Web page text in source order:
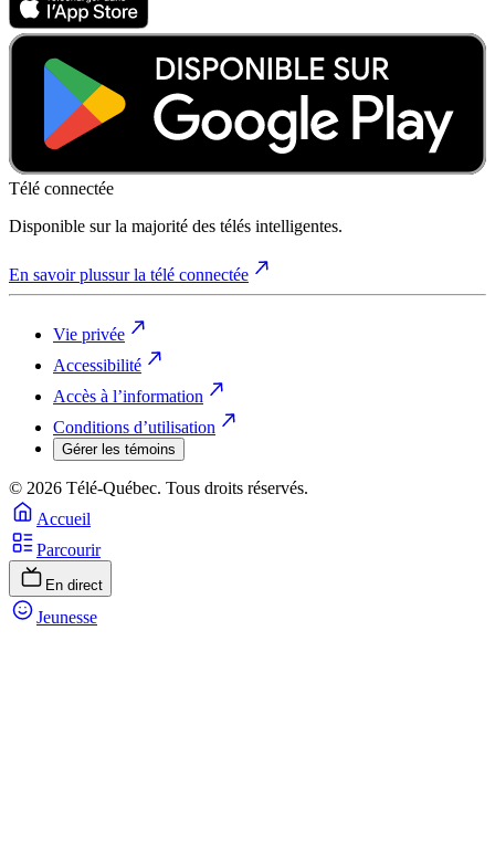
Télé connectée
Disponible sur la majorité des télés intelligentes.
En savoir plussur la télé connectée
Vie privée
Accessibilité
Accès à l’information
Conditions d’utilisation
Gérer les témoins
© 2026 Télé-Québec. Tous droits réservés.
Accueil
Parcourir
En direct
Jeunesse